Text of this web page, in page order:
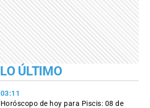
LO ÚLTIMO
03:11
Horóscopo de hoy para Piscis: 08 de